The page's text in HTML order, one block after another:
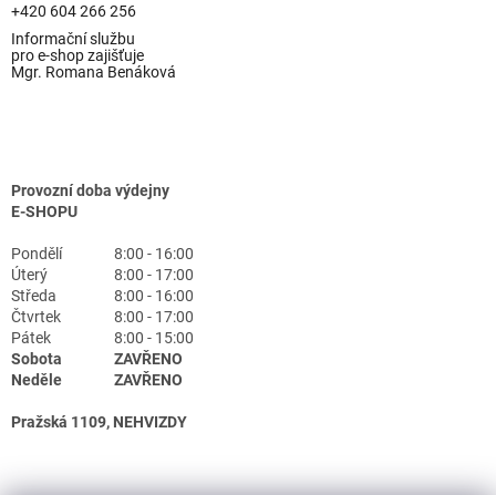
+420 604 266 256
Informační službu
pro e-shop zajišťuje
Mgr. Romana Benáková
Provozní doba výdejny
E-SHOPU
Pondělí
8:00 - 16:00
Úterý
8:00 - 17:00
Středa
8:00 - 16:00
Čtvrtek
8:00 - 17:00
Pátek
8:00 - 15:00
Sobota
ZAVŘENO
Neděle
ZAVŘENO
Pražská 1109, NEHVIZDY